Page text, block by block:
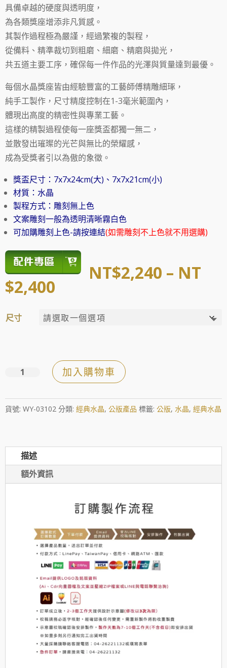
具備卓越的硬度與透明度，
為各類獎座增添非凡質感。
其製作過程極為嚴謹，經過繁複的製程，
從備料、精準裁切到粗磨、細磨、精磨與拋光，
共五道主要工序，確保每一件作品的光澤與質量達到最優。
每個水晶獎座皆由經驗豐富的工藝師傅精雕細琢，
純手工製作，尺寸精度控制在1-3毫米範圍內，
體現出高度的精密性與專業工藝。
這樣的精製過程使每一座獎盃都獨一無二，
並散發出璀璨的光芒與無比的榮耀感，
成為受獎者引以為傲的象徵。
獎盃尺寸：7x7x24cm(大)、7x7x21cm(小)
材質：水晶
製程方式：雕刻無上色
文案雕刻一般為透明清晰霧白色
可加購雕刻上色-請按連結(如需雕刻不上色就不用選購)
NT$2,240 – NT
$2,400
範
圍：
到
NT$2,400
尺寸
造
型
數
加入購物車
貨號: WY-03102 分類: 經典水晶, 公版產品 標籤: 公版, 水晶, 經典水晶
描述
額外資訊